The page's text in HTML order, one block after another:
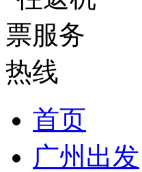
首页
广州出发